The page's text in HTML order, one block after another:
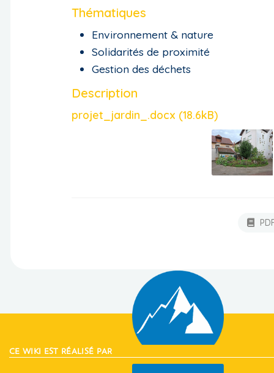
Thématiques
Environnement & nature
Solidarités de proximité
Gestion des déchets
Description
projet_jardin_.docx (18.6kB)
CE WIKI EST RÉALISÉ PAR